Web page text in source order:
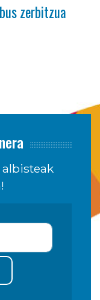
zerbitzua